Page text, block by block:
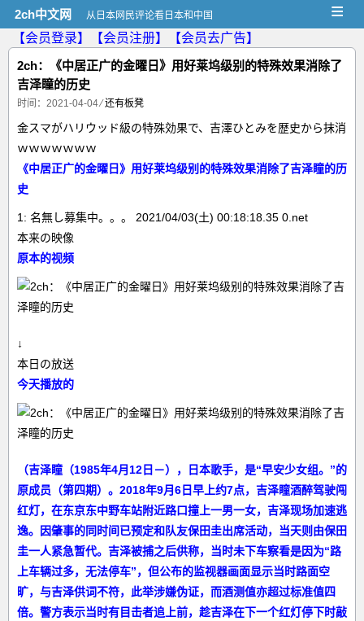
2ch中文网 从日本网民评论看日本和中国 ≡
【会员登录】 【会员注册】
【会员去广告】
2ch：《中居正广的金曜日》用好莱坞级别的特殊效果消除了
吉泽瞳的历史
时间：2021-04-04 ⁄还有板凳
金スマがハリウッド級の特殊効果で、吉澤ひとみを歴史から抹消
ｗｗｗｗｗｗｗ
《中居正广的金曜日》用好莱坞级别的特殊效果消除了吉泽瞳的历
史
1: 名無し募集中。。。 2021/04/03(土) 00:18:18.35 0.net
本来の映像
原本的视频
↓
本日の放送
今天播放的
（吉泽瞳（1985年4月12日－），日本歌手，是“早安少女组。”的
原成员（第四期）。2018年9月6日早上约7点，吉泽瞳酒醉驾驶闯
红灯，在东京东中野车站附近路口撞上一男一女，吉泽现场加速逃
逸。因肇事的同时间已预定和队友保田圭出席活动，当天则由保田
圭一人紧急暂代。吉泽被捕之后供称，当时未下车察看是因为“路
上车辆过多，无法停车”，但公布的监视器画面显示当时路面空
旷，与吉泽供词不符，此举涉嫌伪证，而酒测值亦超过标准值四
倍。警方表示当时有目击者追上前，趁吉泽在下一个红灯停下时敲